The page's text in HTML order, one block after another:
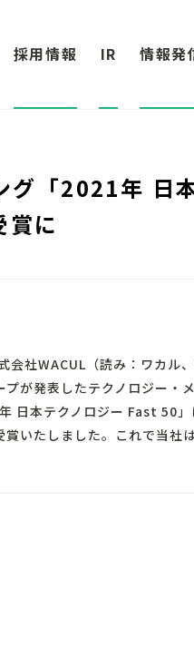
採用情報 IR 情報発
グ「2021年 日
に
社WACUL（読み：ワカル
が発表したテクノロジー・
日本テクノロジー Fast 50
いたしました。これで当社